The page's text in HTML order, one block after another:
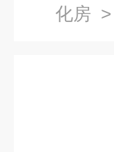
化房